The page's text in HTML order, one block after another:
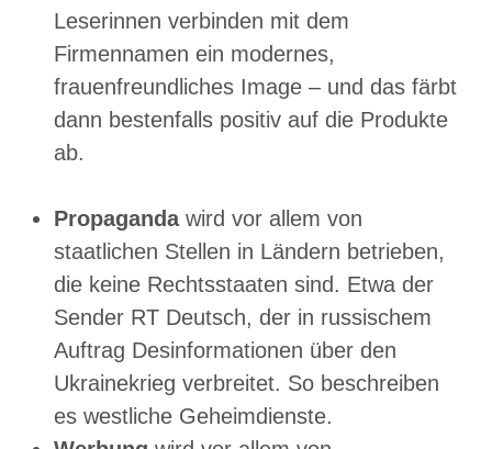
Leserinnen verbinden mit dem
Firmennamen ein modernes,
frauenfreundliches Image – und das färbt
dann bestenfalls positiv auf die Produkte
ab.
Propagandawird vor allem von
staatlichen Stellen in Ländern betrieben,
die keine Rechtsstaaten sind. Etwa der
Sender RT Deutsch, der in russischem
Auftrag Desinformationen über den
Ukrainekrieg verbreitet. So beschreiben
es westliche Geheimdienste.